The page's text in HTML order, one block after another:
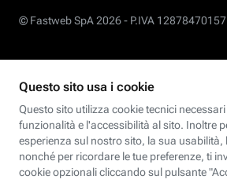
© Fastweb SpA 2026 - P.IVA 12878470157